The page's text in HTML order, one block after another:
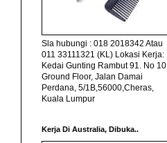
Sla hubungi : 018 2018342 Atau
011 33111321 (KL) Lokasi Kerja:
Kedai Gunting Rambut 91. No 10
Ground Floor, Jalan Damai
Perdana, 5/1B,56000,Cheras,
Kuala Lumpur
Kerja Di Australia, Dibuka..